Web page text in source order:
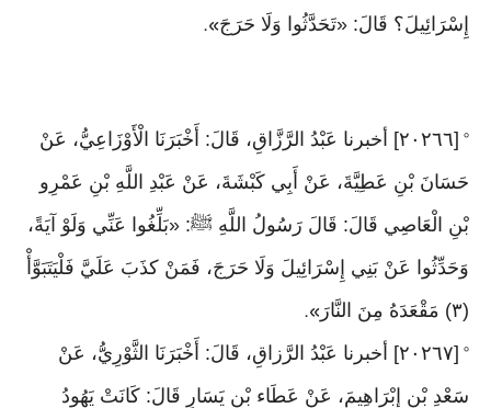
إِسْرَائِيلَ؟ قَالَ: «تَحَدَّثُوا وَلَا حَرَجَ».
°
[٢٠٢٦٦] أخبرنا عَبْدُ الرَّزَّاقِ، قَالَ: أَخْبَرَنَا الْأَوْزَاعِيُّ، عَنْ
حَسَانَ بْنِ عَطِيَّةَ، عَنْ أَبِي كَبْشَةَ، عَنْ عَبْدِ اللَّهِ بْنِ عَمْرِو
بْنِ الْعَاصِي قَالَ: قَالَ رَسُولُ اللَّهِ ﷺ: «بَلِّغُوا عَنِّي وَلَوْ آيَةً،
وَحَدِّثُوا عَنْ بَنِي إِسْرَائِيلَ وَلَا حَرَجَ، فَمَنْ كذَبَ عَلَيَّ فَلْيَتَبَوَّأْ
(٣) مَقْعَدَهُ مِنَ النَّارَ
».
°
[٢٠٢٦٧] أخبرنا عَبْدُ الرَّزاقِ، قَالَ: أَخْبَرَنَا الثَّوْرِيُّ، عَنْ
سَعْدِ بْنِ إِبْرَاهِيمَ، عَنْ عَطَاء بْنِ يَسَارٍ قَالَ: كَانَتْ يَهُودُ